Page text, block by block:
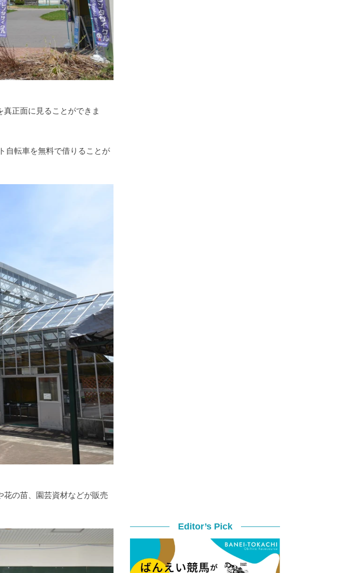
正面に見ることができま
自転車を無料で借りることが
の苗、園芸資材などが販売
Editor’s Pick